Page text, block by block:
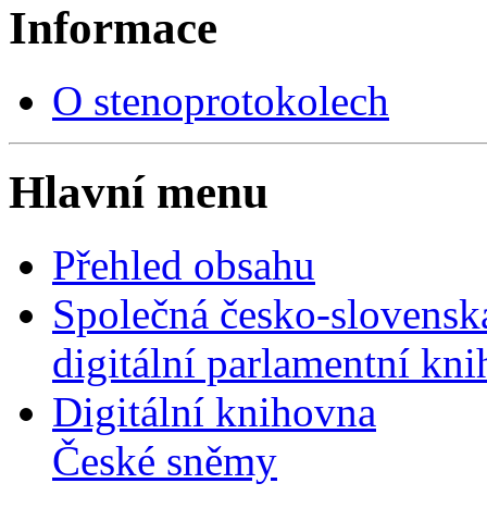
Informace
O stenoprotokolech
Hlavní menu
Přehled obsahu
Společná česko-
digitální parlamentní
Digitální knihovna
České sněmy